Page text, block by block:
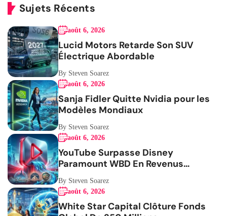
Sujets Récents
août 6, 2026
Lucid Motors Retarde Son SUV
Électrique Abordable
By Steven Soarez
août 6, 2026
Sanja Fidler Quitte Nvidia pour les
Modèles Mondiaux
By Steven Soarez
août 6, 2026
YouTube Surpasse Disney
Paramount WBD En Revenus
Publicitaires
By Steven Soarez
août 6, 2026
White Star Capital Clôture Fonds